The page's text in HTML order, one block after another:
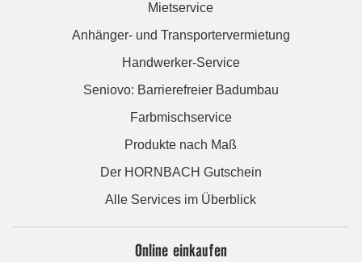
Mietservice
Anhänger- und Transportervermietung
Handwerker-Service
Seniovo: Barrierefreier Badumbau
Farbmischservice
Produkte nach Maß
Der HORNBACH Gutschein
Alle Services im Überblick
Online einkaufen